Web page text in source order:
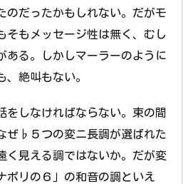
のだったかもしれない。だがモ
そもメッセージ性は無く、むし
ある。しかしマーラーのように
、絶叫もない。
をしなければならない。束の間
ぜ♭５つの変ニ長調が選ばれた
く見える調ではないか。だが変
ポリの６」の和音の調といえ